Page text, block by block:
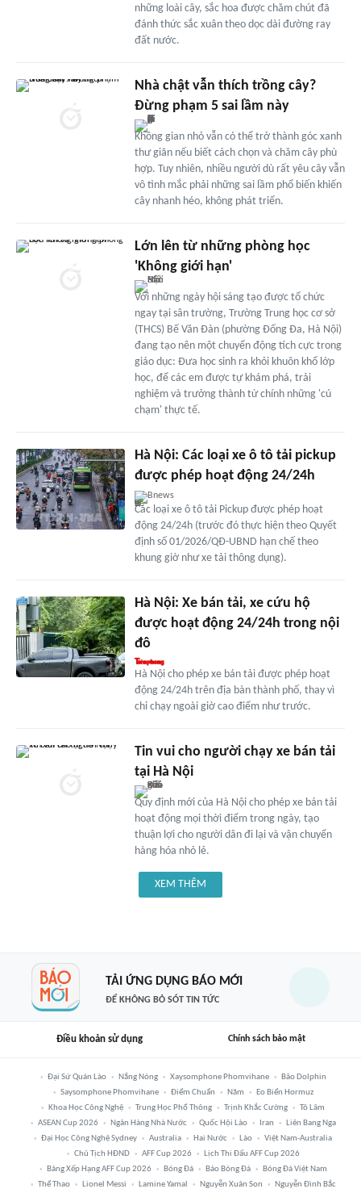
những loài cây, sắc hoa được chăm chút đã
đánh thức sắc xuân theo dọc dài đường ray
đất nước.
Nhà chật vẫn thích trồng cây?
Đừng phạm 5 sai lầm này
Không gian nhỏ vẫn có thể trở thành góc xanh
thư giãn nếu biết cách chọn và chăm cây phù
hợp. Tuy nhiên, nhiều người dù rất yêu cây vẫn
vô tình mắc phải những sai lầm phổ biến khiến
cây nhanh héo, không phát triển.
Lớn lên từ những phòng học
'Không giới hạn'
Với những ngày hội sáng tạo được tổ chức
ngay tại sân trường, Trường Trung học cơ sở
(THCS) Bế Văn Đàn (phường Đống Đa, Hà Nội)
đang tạo nên một chuyển động tích cực trong
giáo dục: Đưa học sinh ra khỏi khuôn khổ lớp
học, để các em được tự khám phá, trải
nghiệm và trưởng thành từ chính những 'cú
chạm' thực tế.
Hà Nội: Các loại xe ô tô tải pickup
được phép hoạt động 24/24h
Bnews
Các loại xe ô tô tải Pickup được phép hoạt
động 24/24h (trước đó thực hiện theo Quyết
định số 01/2026/QĐ-UBND hạn chế theo
khung giờ như xe tải thông dụng).
Hà Nội: Xe bán tải, xe cứu hộ
được hoạt động 24/24h trong nội
đô
Hà Nội cho phép xe bán tải được phép hoạt
động 24/24h trên địa bàn thành phố, thay vì
chỉ chạy ngoài giờ cao điểm như trước.
Tin vui cho người chạy xe bán tải
tại Hà Nội
Quy định mới của Hà Nội cho phép xe bán tải
hoạt động mọi thời điểm trong ngày, tạo
thuận lợi cho người dân đi lại và vận chuyển
hàng hóa nhỏ lẻ.
XEM THÊM
TẢI ỨNG DỤNG BÁO MỚI
ĐỂ KHÔNG BỎ SÓT TIN TỨC
Điều khoản sử dụng Chính sách bảo mật
Đại Sứ Quán Lào Nắng Nóng Xaysomphone Phomvihane
Bão Dolphin
Saysomphone Phomvihane
Điểm Chuẩn Năm
Eo Biển Hormuz
Khoa Học Công Nghệ
Trung Học Phổ Thông Trịnh Khắc Cường
Tô Lâm
ASEAN Cup 2026
Ngân Hàng Nhà Nước Quốc Hội Lào Iran
Liên Bang Nga
Đại Học Công Nghệ Sydney
Australia Hai Nước Lào
Việt Nam-Australia
Chủ Tịch HĐND
AFF Cup 2026
Lịch Thi Đấu AFF Cup 2026
Bảng Xếp Hạng AFF Cup 2026
Bóng Đá Báo Bóng Đá
Bóng Đá Việt Nam
Thể Thao
Lionel Messi Lamine Yamal Nguyễn Xuân Son Nguyễn Đình Bắc